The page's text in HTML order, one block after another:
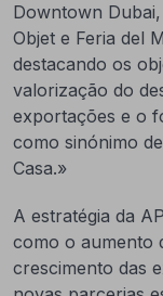
Downtown
Objet e Feria del
destacando os
valorização do
exportações e o
como sinónimo
Casa.»
A estratégia da
como o aumento
crescimento das